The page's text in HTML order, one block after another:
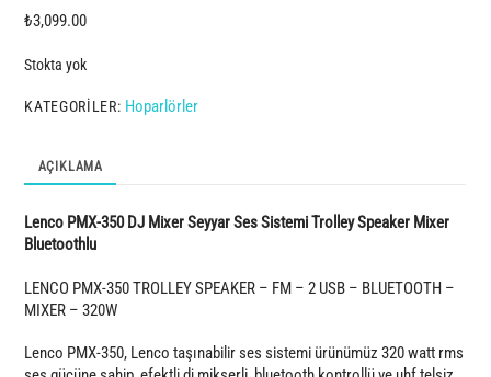
₺3,099.00
Stokta yok
KATEGORILER: Hoparlörler
AÇIKLAMA
Lenco PMX-350 DJ Mixer Seyyar Ses Sistemi Trolley Speaker Mixer
Bluetoothlu
LENCO PMX-350 TROLLEY SPEAKER – FM – 2 USB – BLUETOOTH –
MIXER – 320W
Lenco PMX-350, Lenco taşınabilir ses sistemi ürünümüz 320 watt rms